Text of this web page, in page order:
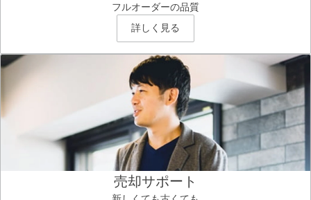
フルオーダーの品質
詳しく見る
売却サポート